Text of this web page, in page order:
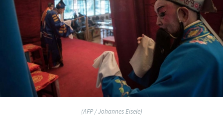
(AFP / Johannes Eisele)